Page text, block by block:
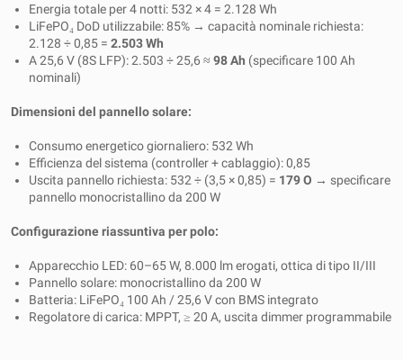
Energia totale per 4 notti: 532 × 4 = 2.128 Wh
LiFePO₄ DoD utilizzabile: 85% → capacità nominale richiesta:
2.128 ÷ 0,85 = 2.503 Wh
A 25,6 V (8S LFP): 2.503 ÷ 25,6 ≈ 98 Ah (specificare 100 Ah
nominali)
Dimensioni del pannello solare:
Consumo energetico giornaliero: 532 Wh
Efficienza del sistema (controller + cablaggio): 0,85
Uscita pannello richiesta: 532 ÷ (3,5 × 0,85) = 179 O → specificare
pannello monocristallino da 200 W
Configurazione riassuntiva per polo:
Apparecchio LED: 60–65 W, 8.000 lm erogati, ottica di tipo II/III
Pannello solare: monocristallino da 200 W
Batteria: LiFePO₄ 100 Ah / 25,6 V con BMS integrato
Regolatore di carica: MPPT, ≥ 20 A, uscita dimmer programmabile